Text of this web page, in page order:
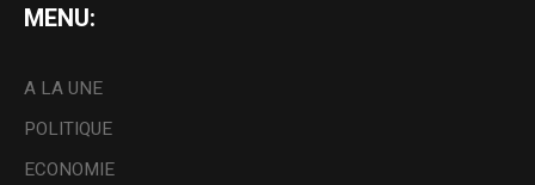
MENU:
A LA UNE
POLITIQUE
ECONOMIE